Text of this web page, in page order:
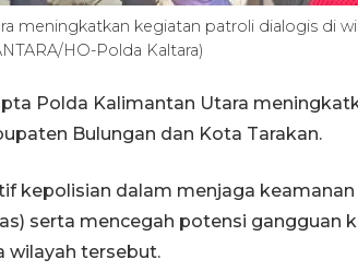
meningkatkan kegiatan patroli dialogis di
HO-Polda Kaltara)
Polda Kalimantan Utara
Bulungan dan Kota Tarakan.
kepolisian dalam menjaga keamanan
serta mencegah potensi gangguan
wilayah tersebut.